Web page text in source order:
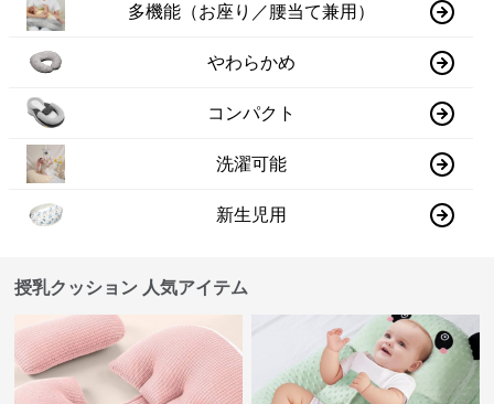
多機能（お座り／腰当て兼用）
やわらかめ
コンパクト
洗濯可能
新生児用
授乳クッション 人気アイテム